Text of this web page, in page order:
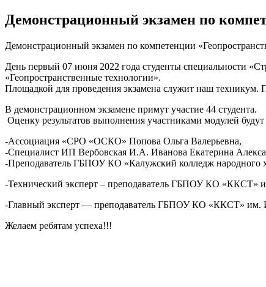
Демонстрационный экзамен по
Демонстрационный экзамен по компетенции
День первый 07 июня 2022 года студенты специальности
«Геопространственные технологии».
Площадкой для проведения экзамена служит наш техникум.
В демонстрационном экзамене примут участие 44 студента.
Оценку результатов выполнения участниками модулей
-Ассоциация «СРО «ОСКО» Попова Ольга Валерьевна,
-Специалист ИП Вербовская И.А. Иванова Екатерина
-Преподаватель ГБПОУ КО «Калужский колледж народного
-Технический эксперт – преподаватель ГБПОУ КО «ККСТ»
-Главный эксперт — преподаватель ГБПОУ КО «ККСТ» им.
Желаем ребятам успеха!!!